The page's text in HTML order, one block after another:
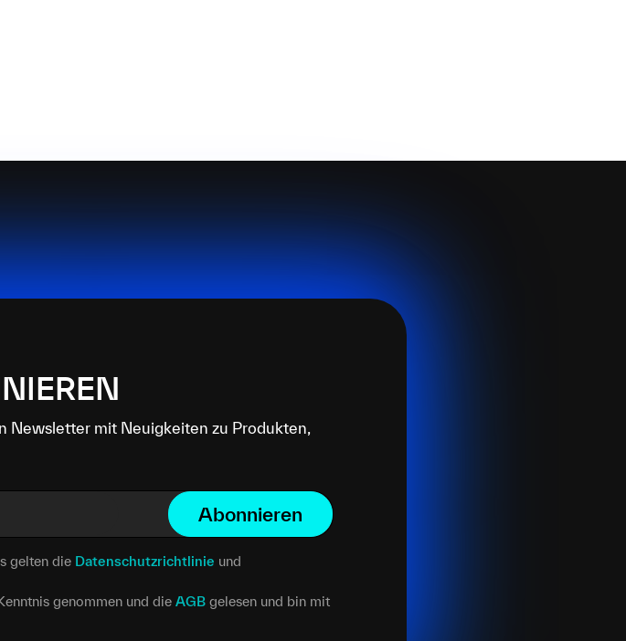
Newsletter mit Neuigkeiten zu Produkten,
Abonnieren
gelten die Datenschutzrichtlinie und
genommen und die AGB gelesen und bin mit